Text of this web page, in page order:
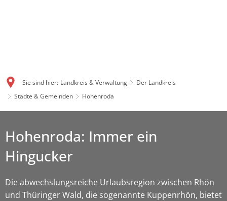
Sie sind hier: Landkreis & Verwaltung
Der Landkreis
Städte & Gemeinden
Hohenroda
Hohenroda: Immer ein
Hingucker
Die abwechslungsreiche Urlaubsregion zwischen Rhön
und Thüringer Wald, die sogenannte Kuppenrhön, bietet